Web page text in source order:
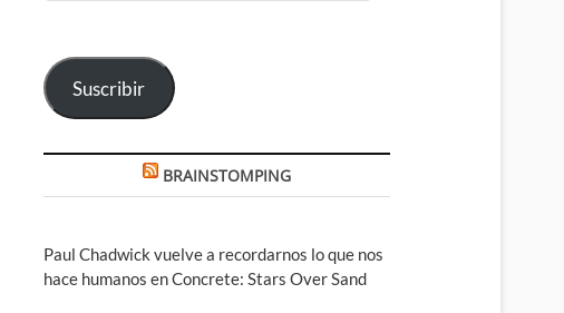
Suscribir
BRAINSTOMPING
Paul Chadwick vuelve a recordarnos lo que nos
hace humanos en Concrete: Stars Over Sand